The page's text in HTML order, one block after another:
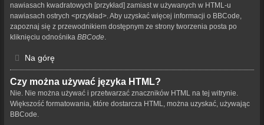
nawiasach kwadratowych [przykład] zamiast w używanych w HTML-u
nawiasach ostrych <przykład>. Aby uzyskać więcej informacji o BBCode,
zapoznaj się z przewodnikiem dostępnym ze strony tworzenia posta po
kliknięciu odnośnika BBCode
Na górę
Czy można używać języka HTML?
Nie. Nie można używać i przetwarzać znaczników HTML na tej witrynie.
Większość formatowania, które dostarcza HTML, można uzyskać, używając
BBCode.